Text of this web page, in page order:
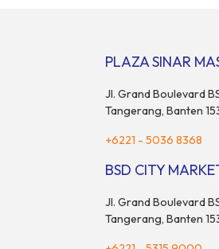
Istana Kepresidenan pada hari
PLAZA SINAR
Jl. Grand Boulevard
Tangerang, Banten
+6221 - 5036 8368
BSD CITY
Jl. Grand Boulevard
Tangerang, Banten